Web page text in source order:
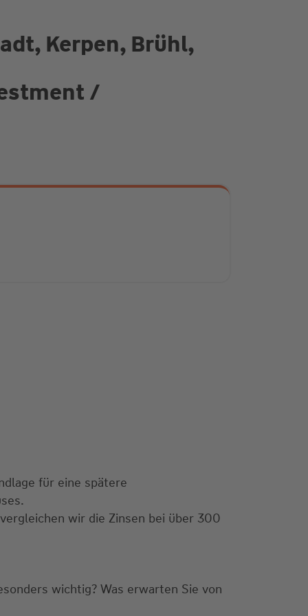
Kerpen, Brühl,
/
für eine spätere
wir die Zinsen bei über 300
wichtig? Was erwarten Sie von